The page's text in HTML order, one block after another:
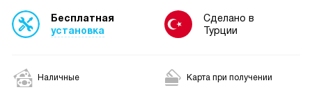
Бесплатная
установка
Сделано в
Турции
Наличные Карта при получении